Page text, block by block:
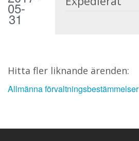
05-
31
Hitta fler liknande ärenden:
Allmänna förvaltningsbestämmelser